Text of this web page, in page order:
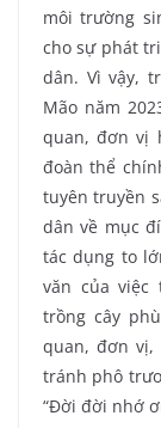
môi trường
cho sự phát
dân. Vì vậy,
Mão năm
quan, đơn vị
đoàn thể
tuyên truyền
dân về mục
tác dụng to
văn của việc
trồng cây
quan, đơn vị,
tránh phô
“Đời đời nhớ